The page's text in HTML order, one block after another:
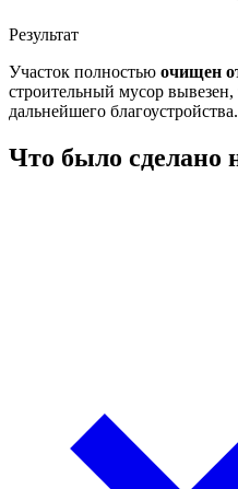
Результат
Участок полностью очищен
строительный мусор вывезен,
дальнейшего благоустройства.
Что было сделано